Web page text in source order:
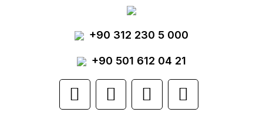
Yorum Yaz
Ürün resmi kalitesiz, bozuk veya
görüntülenemiyor.
Ürün açıklamasında eksik bilgiler bulunuyor.
Ürün bilgilerinde hatalar bulunuyor.
+90 312 230 5 000
+90 501 612 04 21